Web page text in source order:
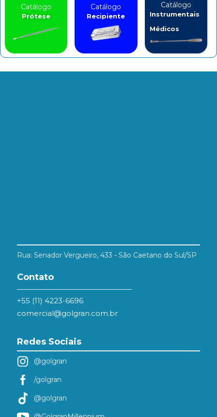
Catálogo
Prótese
Catálogo
Recipiente
Catálogo
Instrumentais
Médicos
Rua: Senador Vergueiro, 433 - São Caetano do Sul/SP
Contato
+55 (11) 4223-6696
comercial@golgran.com.br
Redes Sociais
@golgran
/golgran
@golgran